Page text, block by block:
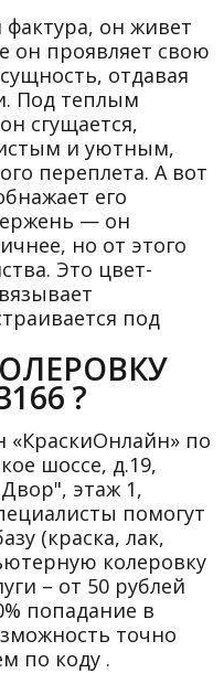
фактура, он живет
он проявляет свою
отдавая
Под теплым
сгущается,
и уютным,
переплета. А вот
его
— он
но от этого
Это цвет-
под
?
«КраскиОнлайн» по
шоссе, д.19,
этаж 1,
помогут
(краска, лак,
колеровку
– от 50 рублей
попадание в
точно
по коду .